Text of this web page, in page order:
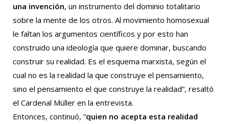
una invención, un instrumento del dominio totalitario
sobre la mente de los otros. Al movimiento homosexual
le faltan los argumentos científicos y por esto han
construido una ideología que quiere dominar, buscando
construir su realidad. Es el esquema marxista, según el
cual no es la realidad la que construye el pensamiento,
sino el pensamiento el que construye la realidad”, resaltó
el Cardenal Müller en la entrevista.
Entonces, continuó, “quien no acepta esta realidad